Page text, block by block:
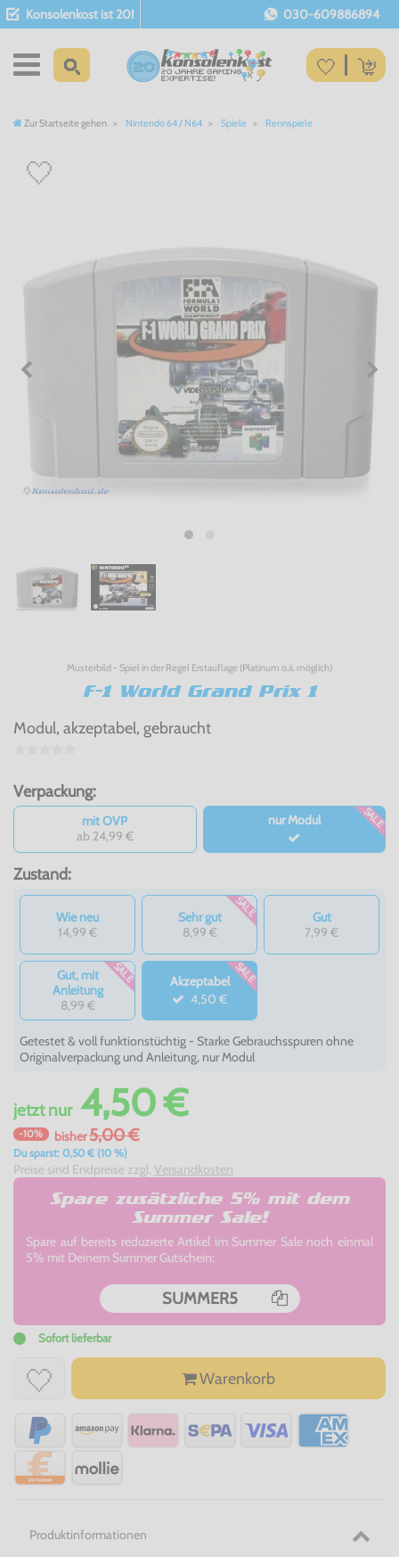
Konsolenkost ist 20! 030-609886894
Zur Startseite gehen Nintendo 64 / N64 Spiele Rennspiele
Musterbild - Spiel in der Regel Erstauflage (Platinum o.ä. möglich)
F-1 World Grand Prix 1
Modul, akzeptabel, gebraucht
Verpackung:
mit OVP
ab 24,99 €
nur Modul SALE
Zustand:
Wie neu
14,99 €
Sehr gut
8,99 €
SALE
Gut
7,99 €
Gut, mit
Anleitung
8,99 €
SALE
Akzeptabel
4,50 €
SALE
Getestet & voll funktionstüchtig - Starke Gebrauchsspuren ohne
Originalverpackung und Anleitung, nur Modul
jetztnur4,50 €
-10% bisher5,00 €
Du sparst: 0,50 € (10 %)
Preise sind Endpreise zzgl. Versandkosten
Spare zusätzliche 5% mit dem
Summer Sale!
Spare auf bereits reduzierte Artikel im Summer Sale noch einmal
5% mit Deinem Summer Gutschein:
SUMMER5
Sofort lieferbar
Warenkorb
Produktinformationen